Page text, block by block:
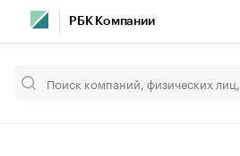
РБК Компании